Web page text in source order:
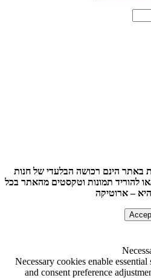
באתר הינם רכושה הבלעדי של חנות
להוריד תמונות וטקסטים מהאתר בכל
– ארוטיקה
Necessary cookies enable
and consent preference